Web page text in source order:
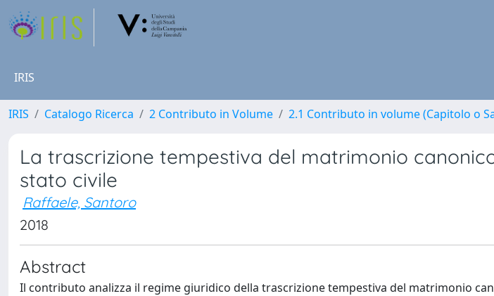
IRIS
IRIS Catalogo Ricerca 2 Contributo in Volume 2.1 Contributo in volume (Capitolo o
La trascrizione tempestiva del matrimonio
stato civile
Raffaele, Santoro
2018
Abstract
Il contributo analizza il regime giuridico della trascrizione tempestiva del matrimonio